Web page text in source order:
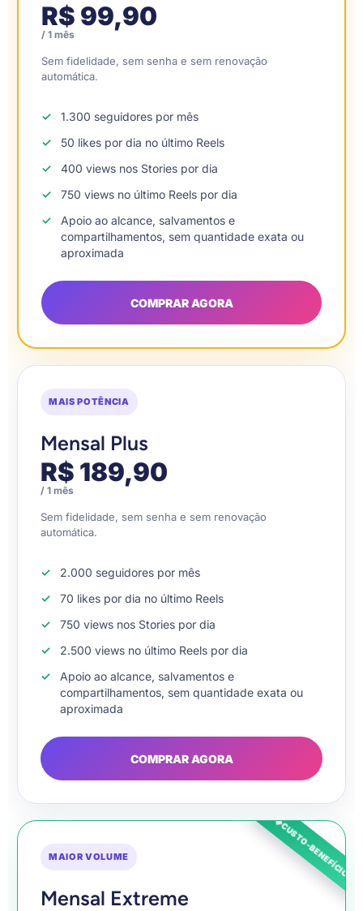
R$ 99,90
/ 1 mês
Sem fidelidade, sem senha e sem renovação
automática.
1.300 seguidores por mês
50 likes por dia no último Reels
400 views nos Stories por dia
750 views no último Reels por dia
Apoio ao alcance, salvamentos e
compartilhamentos, sem quantidade exata ou
aproximada
COMPRAR AGORA
MAIS POTÊNCIA
Mensal Plus
R$ 189,90
/ 1 mês
Sem fidelidade, sem senha e sem renovação
automática.
2.000 seguidores por mês
70 likes por dia no último Reels
750 views nos Stories por dia
2.500 views no último Reels por dia
Apoio ao alcance, salvamentos e
compartilhamentos, sem quantidade exata ou
aproximada
COMPRAR AGORA
◆CUSTO-BENEFÍCIO
MAIOR VOLUME
Mensal Extreme